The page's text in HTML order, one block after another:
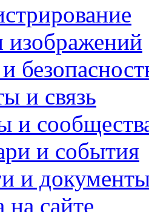
изображений
и связь
и
и события
и
на сайте